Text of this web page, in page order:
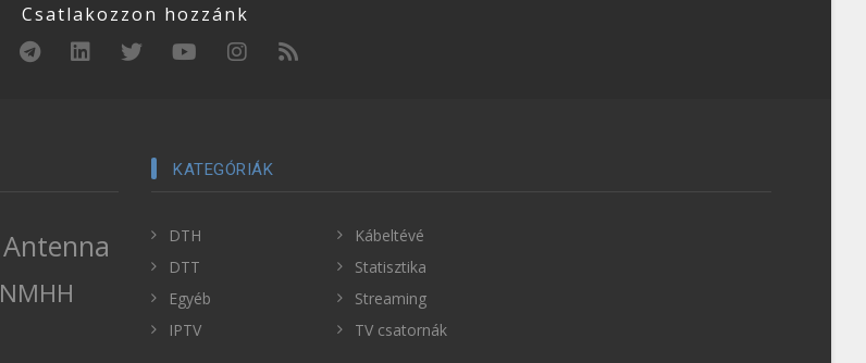
Csatlakozzon hozzánk
Antenna
NMHH
KATEGÓRIÁK
DTH
DTT
Egyéb
IPTV
Kábeltévé
Statisztika
Streaming
TV csatornák